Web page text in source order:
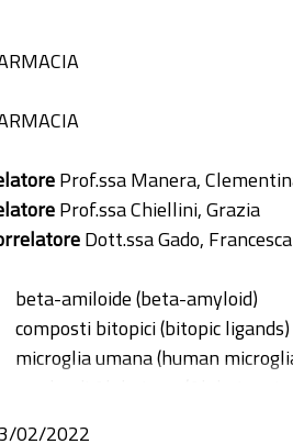
Prof.ssa Manera,
Prof.ssa Chiellini, Grazia
Dott.ssa Gado, Francesca
beta-amiloide (beta-amyloid)
composti bitopici (bitopic ligands)
microglia umana (human
02/2022